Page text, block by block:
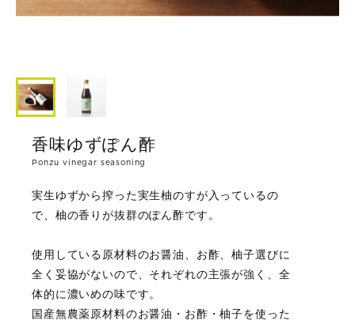
香味ゆずぽん酢
Ponzu vinegar seasoning
実生ゆずから搾った実生柚のすが入っているの
で、柚の香りが抜群のぽん酢です。
使用している原材料のお醤油、お酢、柚子選びに
全く妥協がないので、それぞれの主張が強く、全
体的に濃いめの味です。
国産無農薬原材料のお醤油・お酢・柚子を使った